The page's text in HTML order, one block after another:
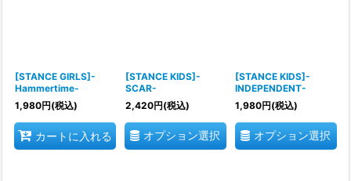
[STANCE GIRLS]-
Hammertime-
1,980円(税込)
カートに入れる
[STANCE KIDS]-
SCAR-
2,420円(税込)
オプション選択
[STANCE KIDS]-
INDEPENDENT-
1,980円(税込)
オプション選択